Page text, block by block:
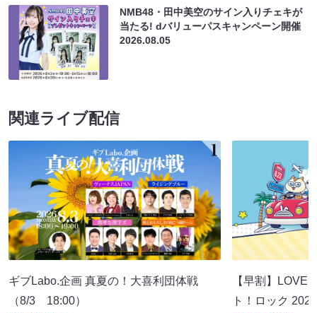
NMB48・田中美空のサイン入りチェキが
当たる! dバリューパスキャンペーン開催
2026.08.05
関連ライブ配信
ギブLabo.企画 真夏の！大喜利団体戦
（8/3 18:00）
【早割】LOVE
ト！ロック